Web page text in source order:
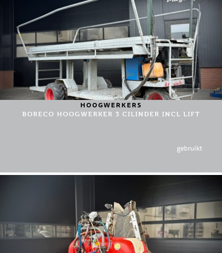
HOOGWERKERS
BORECO HOOGWERKER 3 CILINDER INCL LIFT
gebruikt